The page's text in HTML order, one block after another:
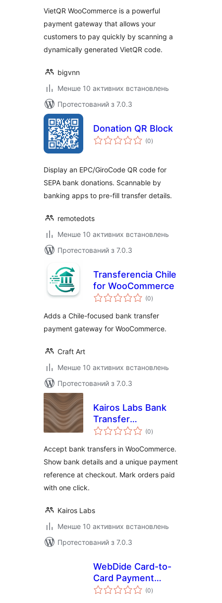
VietQR WooCommerce is a powerful
payment gateway that allows your
customers to pay quickly by scanning a
dynamically generated VietQR code.
bigvnn
Менше 10 активних встановлень
Протестований з 7.0.3
Donation QR Block
(0загальний
рейтинг
)
Display an EPC/GiroCode QR code for
SEPA bank donations. Scannable by
banking apps to pre-fill transfer details.
remotedots
Менше 10 активних встановлень
Протестований з 7.0.3
Transferencia Chile
for WooCommerce
(0загальний
рейтинг
)
Adds a Chile-focused bank transfer
payment gateway for WooCommerce.
Craft Art
Менше 10 активних встановлень
Протестований з 7.0.3
Kairos Labs Bank
Transfer
Reconciliation for
(0загальний
рейтинг
)
Accept bank transfers in WooCommerce.
Show bank details and a unique payment
reference at checkout. Mark orders paid
with one click.
Kairos Labs
Менше 10 активних встановлень
Протестований з 7.0.3
WebDide Card-to-
Card Payment
Verification for
(0загальний
рейтинг
)